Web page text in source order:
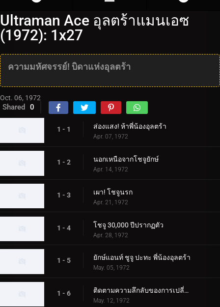
Ultraman Ace อุลตร้าแมนเอซ
(1972): 1x27
ความมหัศจรรย์! บิดาแห่งอุลตร้า
Oct. 06, 1972
Shared 0
1 - 1 ส่องแสง! ห้าพี่น้องอุลตร้า
Apr. 07, 1972
1 - 2 นอกเหนือจากโชจูยักษ์
Apr. 14, 1972
1 - 3 เผา! โชจูนรก
Apr. 21, 1972
1 - 4 โชจู 30,000 ปีปรากฏตัว
Apr. 28, 1972
1 - 5 ยักษ์แอนท์ ชูจู ปะทะ พี่น้องอุลตร้า
May. 05, 1972
1 - 6 ติดตามความลึกลับของการเปลี่ยนแปลง Chouju
May. 12, 1972